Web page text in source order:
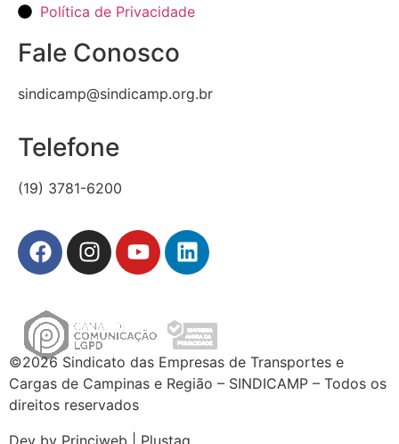
Política de Privacidade
Fale Conosco
sindicamp@sindicamp.org.br
Telefone
(19) 3781-6200
©2026 Sindicato das Empresas de Transportes e
Cargas de Campinas e Região – SINDICAMP – Todos os
direitos reservados
Dev by Princiweb | Plustag